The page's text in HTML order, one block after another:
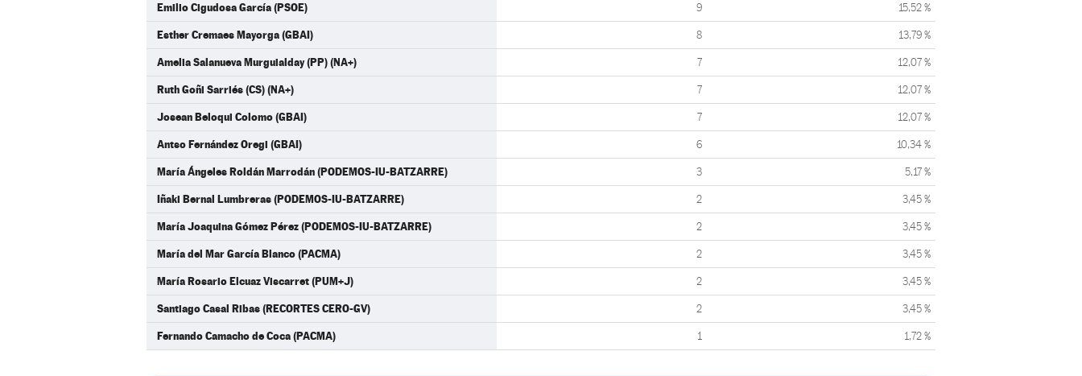
Emilio Cigudosa García (PSOE) 9 15,52 %
Esther Cremaes Mayorga (GBAI) 8 13,79 %
Amelia Salanueva Murguialday (PP) (NA+) 7 12,07 %
Ruth Goñi Sarriés (CS) (NA+) 7 12,07 %
Josean Beloqui Colomo (GBAI) 7 12,07 %
Antso Fernández Oregi (GBAI) 6 10,34 %
María Ángeles Roldán Marrodán (PODEMOS-IU-BATZARRE) 3 5,17 %
Iñaki Bernal Lumbreras (PODEMOS-IU-BATZARRE) 2 3,45 %
María Joaquina Gómez Pérez (PODEMOS-IU-BATZARRE) 2 3,45 %
María del Mar García Blanco (PACMA) 2 3,45 %
María Rosario Elcuaz Viscarret (PUM+J) 2 3,45 %
Santiago Casal Ribas (RECORTES CERO-GV) 2 3,45 %
Fernando Camacho de Coca (PACMA) 1 1,72 %